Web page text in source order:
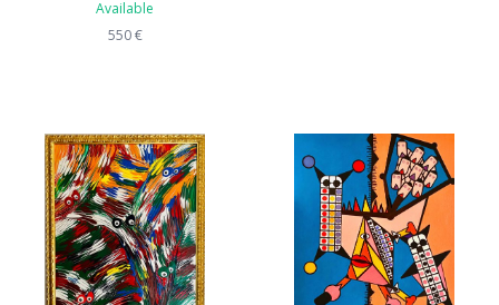
Available
550€